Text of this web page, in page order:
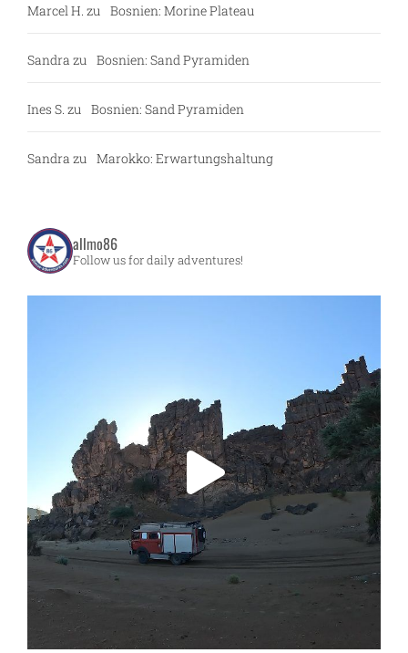
Marcel H. zu Bosnien: Morine Plateau
Sandra zu Bosnien: Sand Pyramiden
Ines S. zu Bosnien: Sand Pyramiden
Sandra zu Marokko: Erwartungshaltung
allmo86
Follow us for daily adventures!